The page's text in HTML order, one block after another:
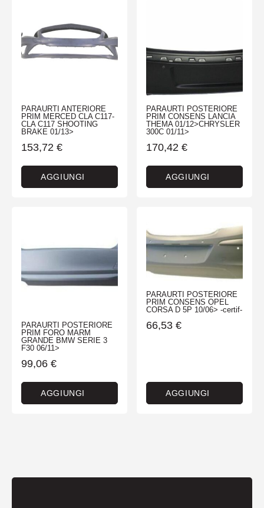
PARAURTI ANTERIORE
PRIM MERCED CLA C117-
CLA C117 SHOOTING
BRAKE 01/13>
153,72 €
AGGIUNGI
PARAURTI POSTERIORE
PRIM CONSENS LANCIA
THEMA 01/12>CHRYSLER
300C 01/11>
170,42 €
AGGIUNGI
PARAURTI POSTERIORE
PRIM FORO MARM
GRANDE BMW SERIE 3
F30 06/11>
99,06 €
AGGIUNGI
PARAURTI POSTERIORE
PRIM CONSENS OPEL
CORSA D 5P 10/06> -certif-
66,53 €
AGGIUNGI